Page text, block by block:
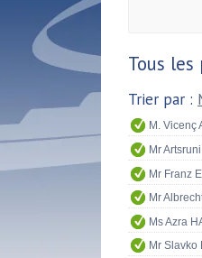
Tous
Trier par :
M. Vicenç
Mr
Mr Franz
Mr
Ms Azra
Mr Slavko